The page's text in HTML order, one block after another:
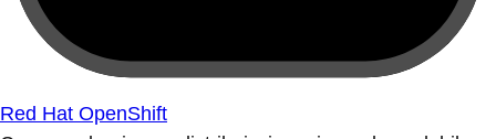
Red Hat OpenShift